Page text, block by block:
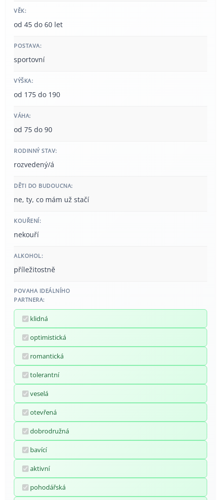
VĚK:
od 45 do 60 let
POSTAVA:
sportovní
VÝŠKA:
od 175 do 190
VÁHA:
od 75 do 90
RODINNÝ STAV:
rozvedený/á
DĚTI DO BUDOUCNA:
ne, ty, co mám už stačí
KOUŘENÍ:
nekouří
ALKOHOL:
příležitostně
POVAHA IDEÁLNÍHO
PARTNERA:
klidná
optimistická
romantická
tolerantní
veselá
otevřená
dobrodružná
bavící
aktivní
pohodářská